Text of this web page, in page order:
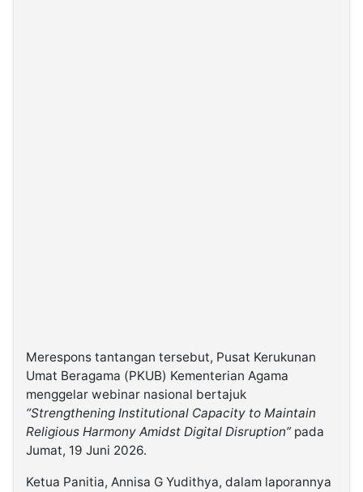
Merespons tantangan tersebut, Pusat Kerukunan
Umat Beragama (PKUB) Kementerian Agama
menggelar webinar nasional bertajuk
“Strengthening Institutional Capacity to Maintain
Religious Harmony Amidst Digital Disruption”pada
Jumat, 19 Juni 2026.
Ketua Panitia, Annisa G Yudithya, dalam laporannya